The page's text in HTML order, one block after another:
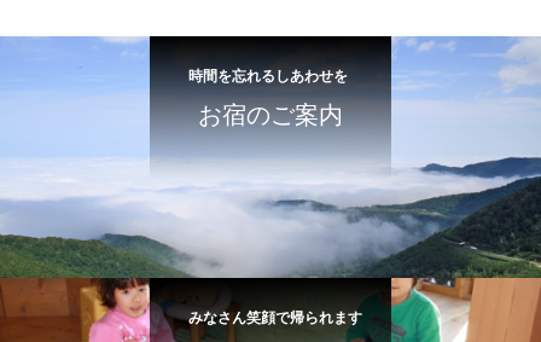
時間を忘れるしあわせを
お宿のご案内
みなさん笑顔で帰られます